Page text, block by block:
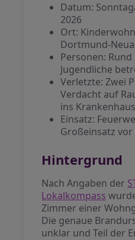
Datum:
2026
Ort:
Dortmund-
Personen:
Jugendliche
Verletzte: Zwei
Verdacht auf
ins
Einsatz:
Großeinsatz
Hintergrund
Nach Angaben der
Lokalkompass
Zimmer einer
Die genaue
unklar und Teil der